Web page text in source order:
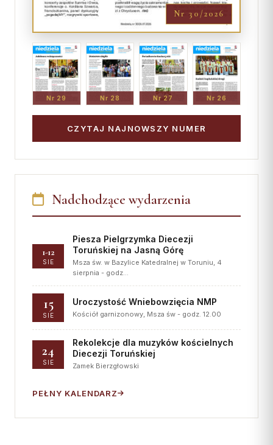
Nr 30/2026
Nr 29 Nr 28 Nr 27 Nr 26
CZYTAJ NAJNOWSZY NUMER
Nadchodzące wydarzenia
1-12
SIE
Piesza Pielgrzymka Diecezji
Toruńskiej na Jasną Górę
Msza św. w Bazylice Katedralnej w Toruniu, 4
sierpnia - godz…
15
SIE
Uroczystość Wniebowzięcia NMP
Kościół garnizonowy, Msza św - godz. 12.00
24
SIE
Rekolekcje dla muzyków kościelnych
Diecezji Toruńskiej
Zamek Bierzgłowski
PEŁNY KALENDARZ